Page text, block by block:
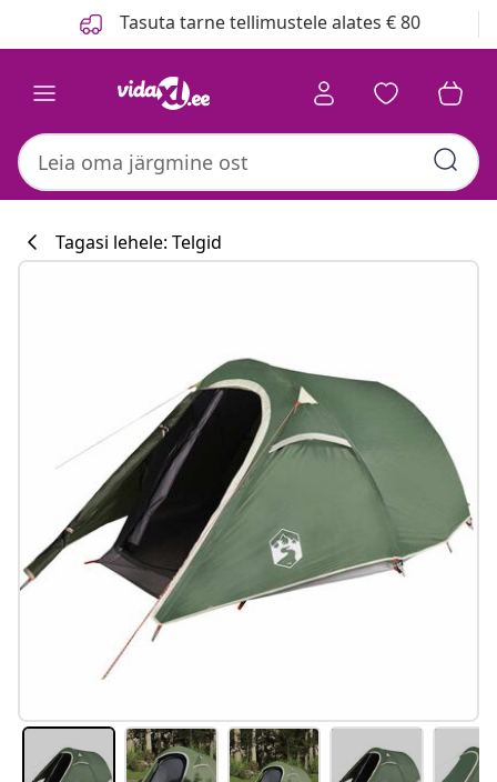
Tasuta tarne tellimustele alates € 80
#sharemevidaxl
Tagasi lehele: Telgid